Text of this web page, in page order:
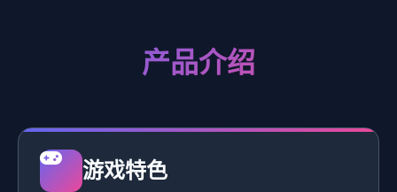
产品介绍
游戏特色